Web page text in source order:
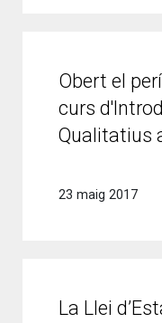
Obert el
curs
Qualitatius
23 maig 2017
La Llei